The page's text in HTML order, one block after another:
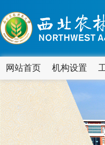
网站首页 机构设置